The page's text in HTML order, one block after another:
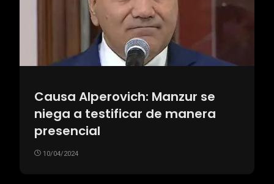
Causa Alperovich: Manzur se
niega a testificar de manera
presencial
10/04/2024